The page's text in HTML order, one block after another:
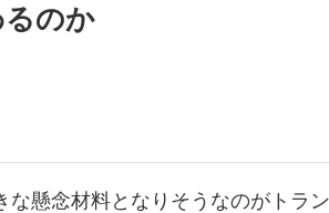
るのか
懸念材料となりそうなのがトラ